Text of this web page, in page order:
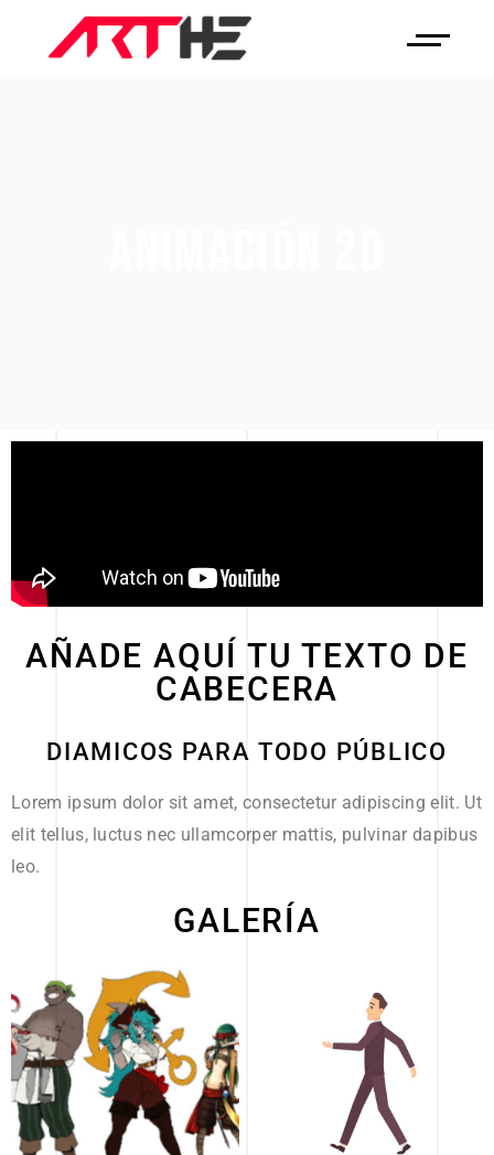
AÑADE AQUÍ TU TEXTO DE
CABECERA
DIAMICOS PARA TODO PÚBLICO
Lorem ipsum dolor sit amet, consectetur adipiscing elit. Ut
elit tellus, luctus nec ullamcorper mattis, pulvinar dapibus
leo.
GALERÍA